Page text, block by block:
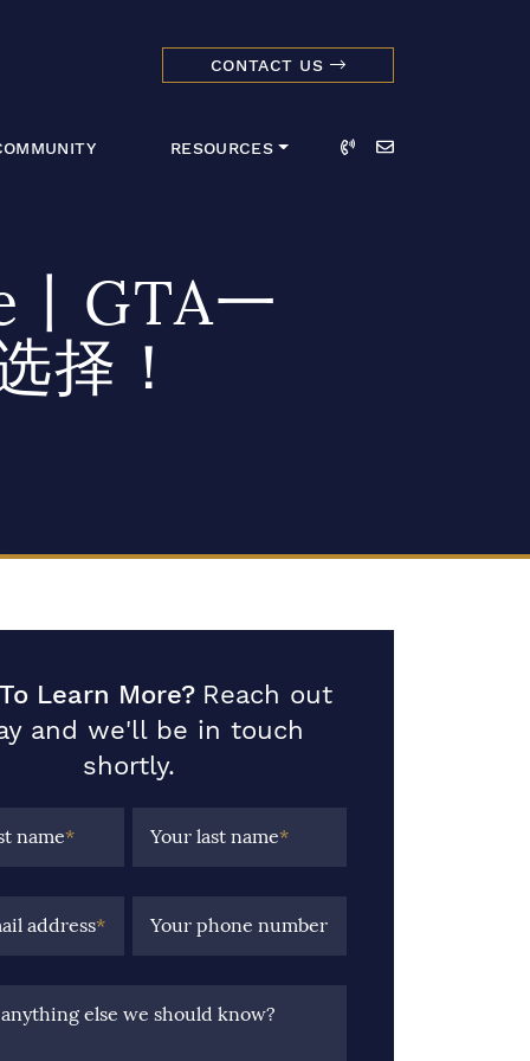
CONTACT US
RESOURCES Call Email
GTA一
择！
Learn More? Reach out
and we'll be in touch
shortly.
name* Your last name*
address* Your phone number
else we should know?